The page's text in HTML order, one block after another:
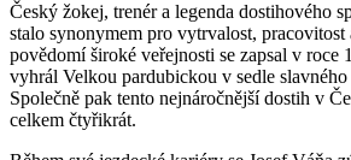
Český žokej, trenér a legenda dostihového
stalo synonymem pro vytrvalost,
povědomí široké veřejnosti se zapsal v roce
vyhrál Velkou pardubickou v sedle
Společně pak tento nejnáročnější dostih v
celkem čtyřikrát.